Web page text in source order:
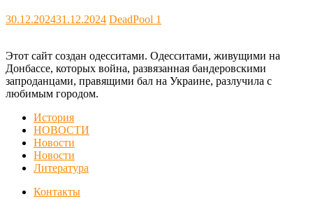
30.12.202431.12.2024 DeadPool 1
Этот сайт создан одесситами. Одесситами, живущими на
Донбассе, которых война, развязанная бандеровскими
запроданцами, правящими бал на Украине, разлучила с
любимым городом.
История
НОВОСТИ
Новости
Новости
Литература
Контакты